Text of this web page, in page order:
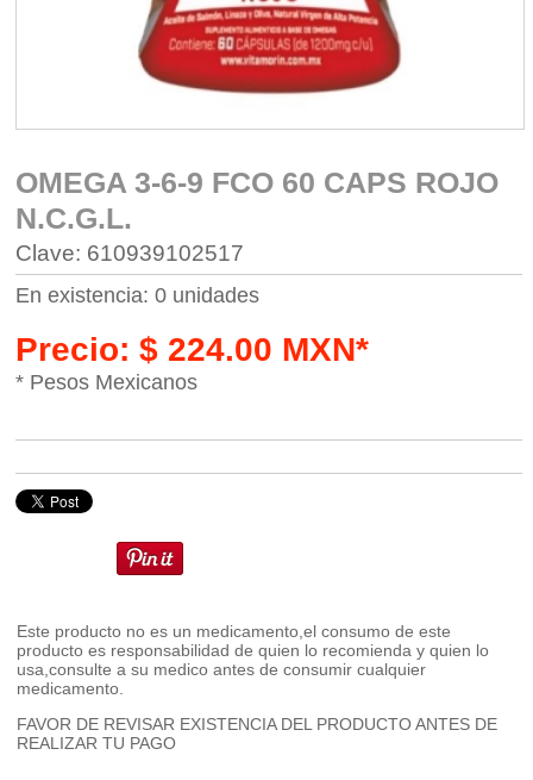
OMEGA 3-6-9 FCO 60 CAPS ROJO
N.C.G.L.
Clave: 610939102517
En existencia: 0 unidades
Precio: $ 224.00 MXN*
* Pesos Mexicanos
Este producto no es un medicamento,el consumo de este
producto es responsabilidad de quien lo recomienda y quien lo
usa,consulte a su medico antes de consumir cualquier
medicamento.
FAVOR DE REVISAR EXISTENCIA DEL PRODUCTO ANTES DE
REALIZAR TU PAGO